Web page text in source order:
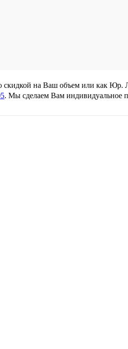
скидкой на Ваш объем или как
. Мы сделаем Вам индивидуальное